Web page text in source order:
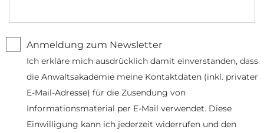
Anmeldung zum Newsletter
Ich erkläre mich ausdrücklich damit einverstanden, dass
die Anwaltsakademie meine Kontaktdaten (inkl. privater
E-Mail-Adresse) für die Zusendung von
Informationsmaterial per E-Mail verwendet. Diese
Einwilligung kann ich jederzeit widerrufen und den